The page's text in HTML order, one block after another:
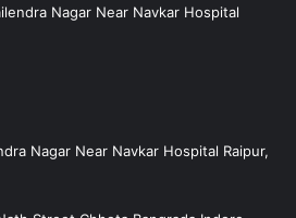
Nagar Near Navkar Hospital
Nagar Near Navkar Hospital Raipur,